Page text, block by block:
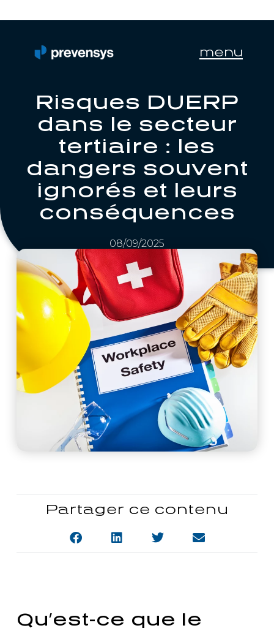
menu
Risques DUERP
dans le secteur
tertiaire : les
dangers souvent
ignorés et leurs
conséquences
08/09/2025
Partager ce contenu
Qu’est-ce que le